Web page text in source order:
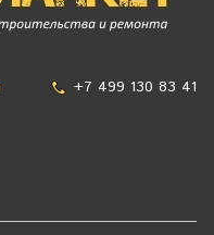
+7 499 130 83 41